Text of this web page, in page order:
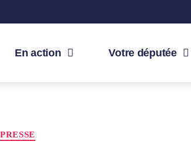
En action Votre députée
PRESSE